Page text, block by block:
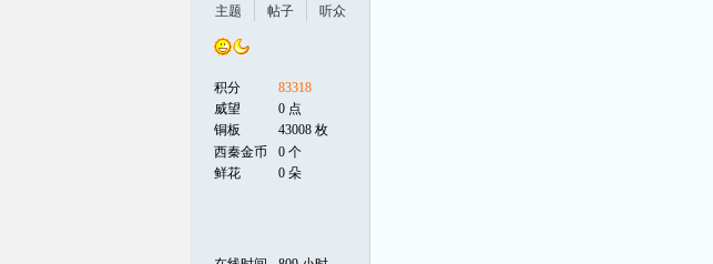
主题
帖子
听众
积分
83318
威望
0 点
铜板
43008 枚
西秦金币
0 个
鲜花
0 朵